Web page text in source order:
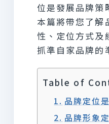
位是發展品牌策
本篇將帶您了解
性、定位方式及
抓準自家品牌的
Table of
品牌定位
品牌形象